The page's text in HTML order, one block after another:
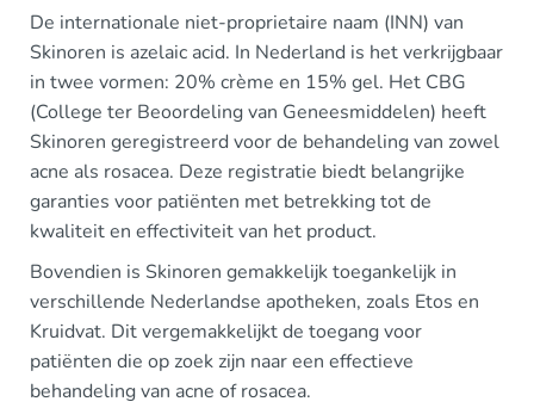
De internationale niet-proprietaire naam (INN) van
Skinoren is azelaic acid. In Nederland is het verkrijgbaar
in twee vormen: 20% crème en 15% gel. Het CBG
(College ter Beoordeling van Geneesmiddelen) heeft
Skinoren geregistreerd voor de behandeling van zowel
acne als rosacea. Deze registratie biedt belangrijke
garanties voor patiënten met betrekking tot de
kwaliteit en effectiviteit van het product.
Bovendien is Skinoren gemakkelijk toegankelijk in
verschillende Nederlandse apotheken, zoals Etos en
Kruidvat. Dit vergemakkelijkt de toegang voor
patiënten die op zoek zijn naar een effectieve
behandeling van acne of rosacea.